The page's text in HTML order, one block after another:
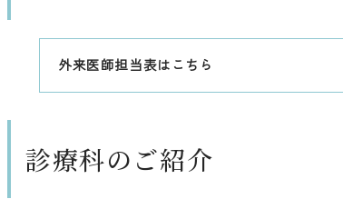
外来医師担当表はこちら
診療科のご紹介